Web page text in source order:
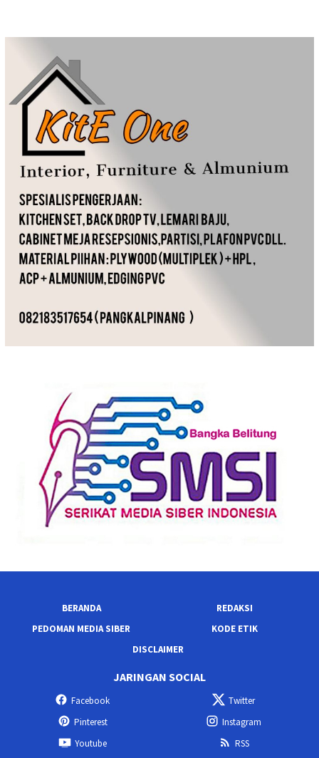
BERANDA
REDAKSI
PEDOMAN MEDIA SIBER
KODE ETIK
DISCLAIMER
JARINGAN SOCIAL
Facebook
Twitter
Pinterest
Instagram
Youtube
RSS